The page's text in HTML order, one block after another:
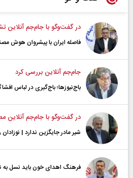
در گفت‌و‌گو با جام‌جم آنلاین
فاصله ایران با پیشرو‌ان هوش
جام‌جم آنلاین بررسی کرد
باج‌نیوزها؛ باج‌گیری در لباس
در گفت‌و‌گو با جام‌جم آنلاین
شیر مادر جایگزین ندارد |
فرهنگ اهدای خون باید نسل